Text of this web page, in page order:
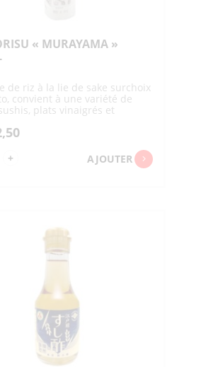
« MURAYAMA »
de riz à la lie de sake surchoix
convient à une variété de
plats vinaigrés et
+ AJOUTER